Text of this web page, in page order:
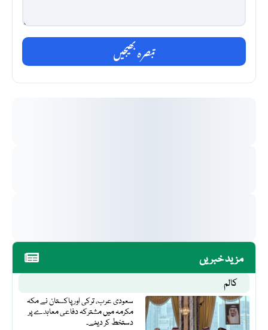
مزید خبریں
کالم
سعودی عرب، ترکی اور پاکستان نے مکہ
مکرمہ میں مشترکہ دفاعی معاہدے پر
دستخط کر دیئے۔
تبصرہ بھیجیں